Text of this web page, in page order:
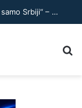
Vučić: „Ne služim ni Americi ni Rusiji, već samo Srbiji“ – Do 2030. imaćemo BDP od 150 milijardi